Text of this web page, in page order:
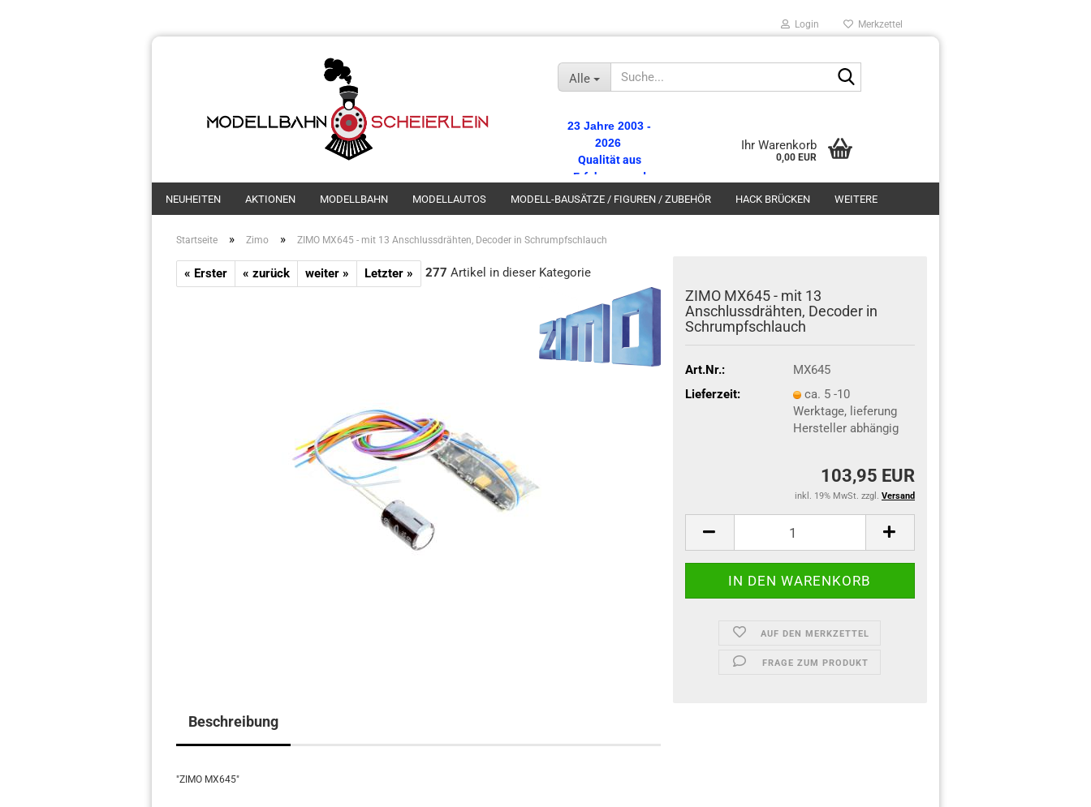
Login Merkzettel
Alle
23 Jahre 2003 -
2026
Qualität aus
Erfahrung und
Tradition.
Wareneinkaufswert
Ihr Warenkorb
0,00 EUR
NEUHEITEN AKTIONEN MODELLBAHN MODELLAUTOS MODELL-BAUSÄTZE / FIGUREN / ZUBEHÖR HACK BRÜCKEN WEITERE
Startseite » Zimo » ZIMO MX645 - mit 13 Anschlussdrähten, Decoder in Schrumpfschlauch
« Erster « zurück weiter » Letzter » 277 Artikel in dieser Kategorie
ZIMO MX645 - mit 13
Anschlussdrähten, Decoder in
Schrumpfschlauch
Art.Nr.:
MX645
Lieferzeit:
ca. 5 -10
Werktage, lieferung
Hersteller abhängig
103,95 EUR
inkl. 19% MwSt. zzgl. Versand
AUF DEN MERKZETTEL
FRAGE ZUM PRODUKT
Beschreibung
"ZIMO MX645"